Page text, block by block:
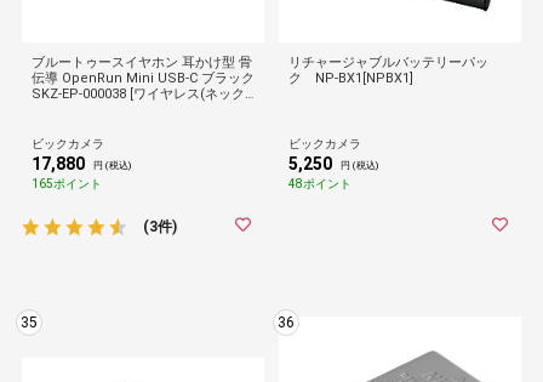
ブルートゥースイヤホン 耳かけ型 骨
伝導 OpenRun Mini USB-C ブラック
SKZ-EP-000038 [ワイヤレス(ネック
ビックカメラ
17,880 円 (税込)
165ポイント
(3件)
リチャージャブルバッテリーパッ
ク NP-BX1[NPBX1]
ビックカメラ
5,250 円 (税込)
48ポイント
35 36